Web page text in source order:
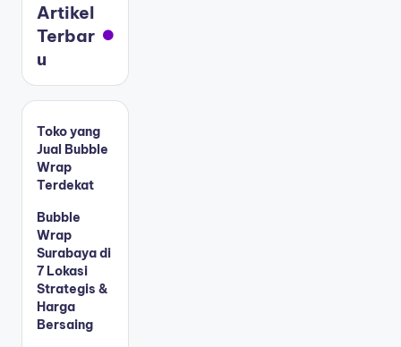
Artikel
Terbar
u
Toko yang
Jual Bubble
Wrap
Terdekat
Bubble
Wrap
Surabaya di
7 Lokasi
Strategis &
Harga
Bersaing